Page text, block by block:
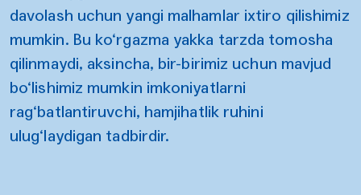
davolash uchun yangi malhamlar ixtiro qilishimiz
mumkin. Bu ko‘rgazma yakka tarzda tomosha
qilinmaydi, aksincha, bir-birimiz uchun mavjud
bo‘lishimiz mumkin imkoniyatlarni
rag‘batlantiruvchi, hamjihatlik ruhini
ulug‘laydigan tadbirdir.